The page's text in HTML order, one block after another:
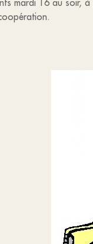
mardi 16 au soir,